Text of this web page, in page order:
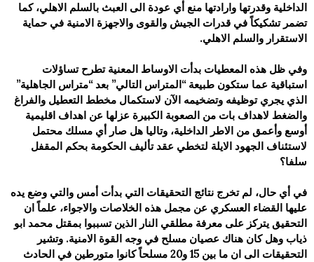
الداخلية وقدرتها وارادتها منع أي عودة الى العبث بالسلم الاهلي، كما
تضمر تشكيكاً في قدرات الجيش والقوى ‏والاجهزة الامنية في حماية
الاستقرار والسلم الاهلي‎.‎
وفي ظل هذه المعطيات بدأت الاوساط المعنية تطرح تساؤلات
استباقية عما ستكون طبيعة “المتراس التالي” بعد “متراس الجاهلية”
الذي ‏يجري توظيفه وتضخيمه الآن لاستكمال مخطط التعطيل والفراغ
والضغط لاهداف بات من الصعوبة الكبيرة عزلها عن اهداف اقليمية
‏أوسع وأعمق من الاطر الداخلية، وتاليا هل صار أي مسلك محتمل
لاستئناف الجهود الايلة لتخطي عقد تأليف الحكومة بحكم المقفل
سلفا؟
في أي حال، لم تخرج نتائج التحقيقات التي بدأت أمس والتي وضع يده
عليها القضاء العسكري عن مجمل هذه الخلاصات والاجواء، علماً ‏ان
التحقيق يتركز على معرفة مطلقي النار الذين تسببوا بمقتل محمد ابو
ذياب وهل كان هناك عصيان مسلح في وجه القوة الامنية. وتشير
‏التحقيقات الى ان ما بين 15 و20 مسلحاً كانوا متورطين في الحادث